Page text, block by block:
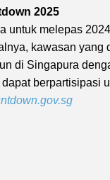
2025
untuk melepas
kawasan
di Singapura
berpartisipasi